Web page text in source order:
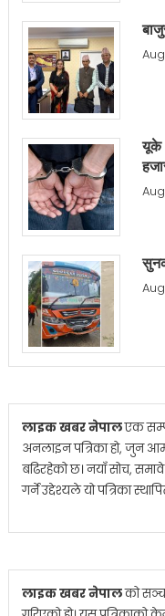
यूके
लाइक खबर नेपालएक
अनलाइन पत्रिका हो, जुन
बढिरहेको छ। नयाँ सोच,
गर्ने उद्देश्यले यो पत्रिका
लाइक खबर नेपालको